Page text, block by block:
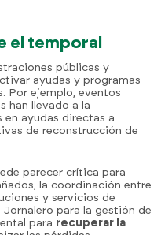
el temporal
públicas y
ayudas y programas
Por ejemplo, eventos
han llevado a la
ayudas directas a
de reconstrucción de
parecer crítica para
la coordinación entre
y servicios de
para la gestión de
para recuperar la